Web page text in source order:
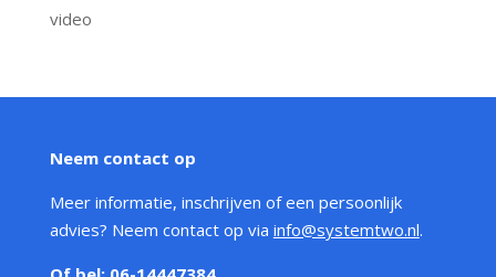
video
Neem contact op
Meer informatie, inschrijven of een persoonlijk
advies? Neem contact op via info@systemtwo.nl.